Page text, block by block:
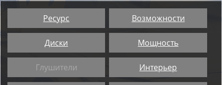
Ресурс Возможности
Диски Мощность
Глушители Интерьер